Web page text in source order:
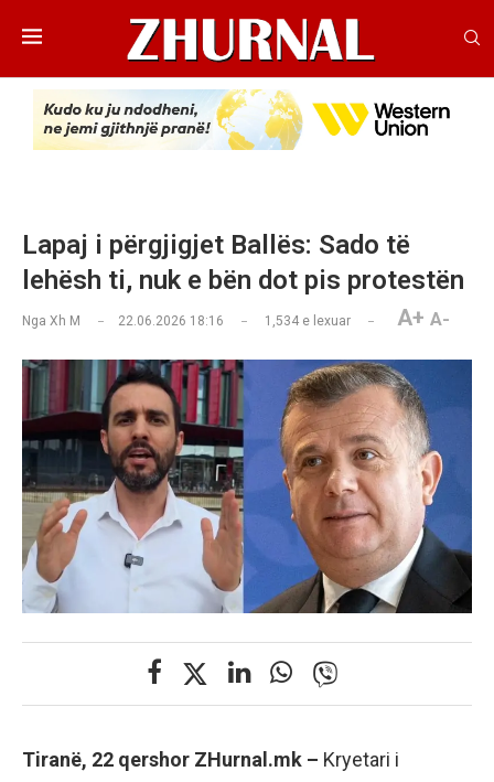
Lapaj i përgjigjet Ballës: Sado të
lehësh ti, nuk e bën dot pis protestën
Nga Xh M 22.06.2026 18:16 1,534 e lexuar A+ A-
Tiranë, 22 qershor ZHurnal.mk – Kryetari i